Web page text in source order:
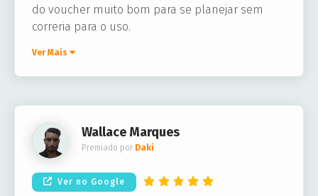
do voucher muito bom para se planejar sem
correria para o uso.
Ver Mais
Wallace Marques
Premiado por Daki
Ver no Google